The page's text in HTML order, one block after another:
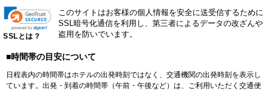
SSLとは？
このサイトはお客様の個人情報を安全に送受信するために
SSL暗号化通信を利用し、第三者によるデータの改ざんや
盗用を防いでいます。
■時間帯の目安について
日程表内の時間帯はホテルの出発時刻ではなく、交通機関の出発時刻を表示し
ています。出発・到着の時間帯（午前・午後など）は、ご利用いただく交通便